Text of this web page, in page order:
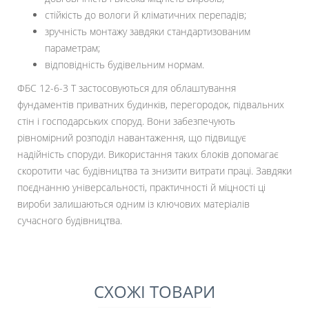
стійкість до вологи й кліматичних перепадів;
зручність монтажу завдяки стандартизованим
параметрам;
відповідність будівельним нормам.
ФБС 12-6-3 Т застосовуються для облаштування
фундаментів приватних будинків, перегородок, підвальних
стін і господарських споруд. Вони забезпечують
рівномірний розподіл навантаження, що підвищує
надійність споруди. Використання таких блоків допомагає
скоротити час будівництва та знизити витрати праці. Завдяки
поєднанню універсальності, практичності й міцності ці
вироби залишаються одним із ключових матеріалів
сучасного будівництва.
СХОЖІ ТОВАРИ